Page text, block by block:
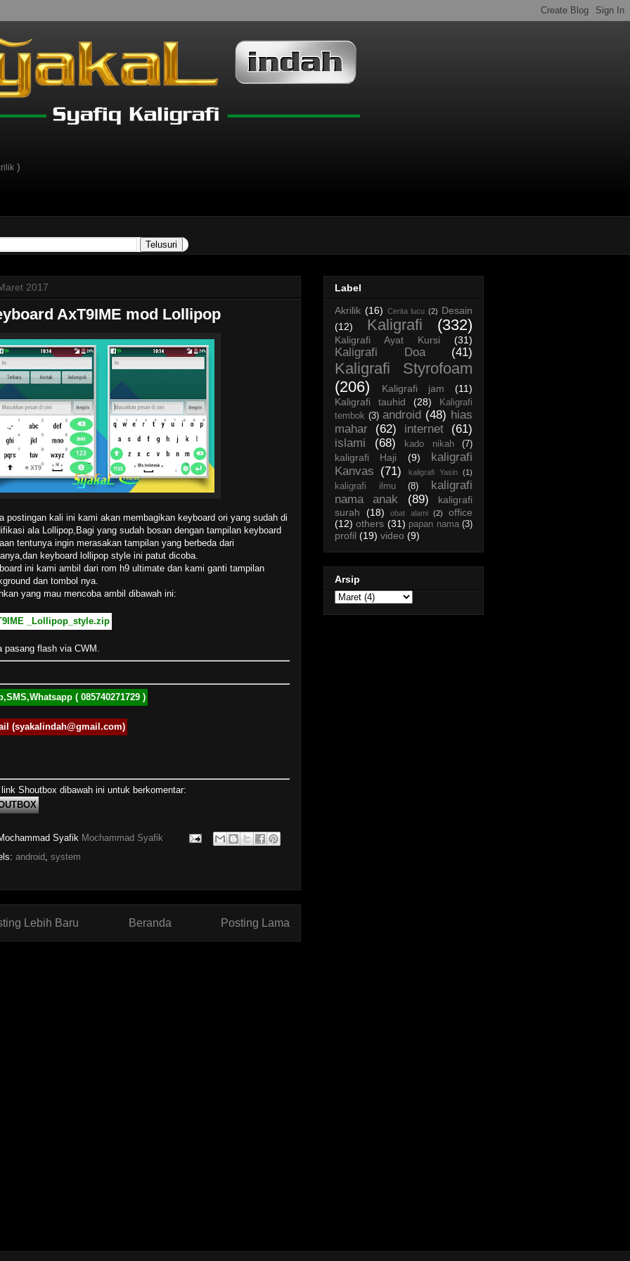
)
2017
AxT9IME mod Lollipop
postingan kali ini kami akan membagikan keyboard ori yang sudah di
ala Lollipop,Bagi yang sudah bosan dengan tampilan keyboard
tentunya ingin merasakan tampilan yang berbeda dari
keyboard lollipop style ini patut dicoba.
ini kami ambil dari rom h9 ultimate dan kami ganti tampilan
dan tombol nya.
yang mau mencoba ambil dibawah ini:
_Lollipop_style.zip
pasang flash via CWM.
( 085740271729 )
(syakalindah@gmail.com)
Shoutbox dibawah ini untuk berkomentar:
Syafik Mochammad Syafik
android, system
Lebih Baru Posting Lama
Beranda
Label
Akrilik (16) Cerita lucu (2) Desain
(12)
Kaligrafi (332)
Kaligrafi Ayat Kursi (31)
Kaligrafi Doa (41)
Kaligrafi Styrofoam
(206)
Kaligrafi jam
(11)
Kaligrafi tauhid
(28)
Kaligrafi
tembok (3) android (48) hias
mahar
(62) internet
(61)
islami
(68) kado nikah (7)
kaligrafi Haji (9)
kaligrafi
Kanvas (71) kaligrafi Yasin (1)
kaligrafi ilmu (8)
kaligrafi
nama anak
(89)
kaligrafi
surah
(18) obat alami (2)
office
(12) others (31) papan nama (3)
profil (19) video (9)
Arsip